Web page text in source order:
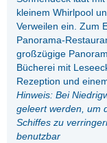
kleinem Whirlpool
Verweilen ein. Zum
Panorama-
großzügige
Bücherei mit
Rezeption und
Hinweis: Bei
geleert werden, um
Schiffes zu
benutzbar